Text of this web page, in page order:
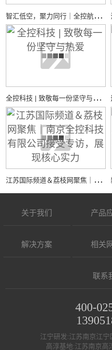
智
汇低空，聚力同行｜全控航空共探低空经济装备新机遇
全
控科技 | 致敬每一份坚守与热爱
江
苏国际频道＆荔枝网聚焦｜南京全控科技有限公司接受专访，展现核心实力
关于我们 产品
解决方案 相关
联系
400-
江宁研发:江苏南京江
高淳基地:江苏南京高